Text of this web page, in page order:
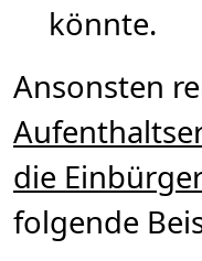
könnte.
Ansonsten
die
folgende